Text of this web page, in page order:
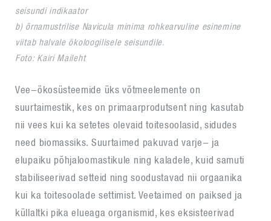
seisundi indikaator
b) õrnamustrilise Navicula minima rohkearvuline esinemine
viitab halvale ökoloogilisele seisundile.
Foto: Kairi Maileht
Vee-ökosüsteemide üks võtmeelemente on
suurtaimestik, kes on primaarprodutsent ning kasutab
nii vees kui ka setetes olevaid toitesoolasid, sidudes
need biomassiks. Suurtaimed pakuvad varje- ja
elupaiku põhjaloomastikule ning kaladele, kuid samuti
stabiliseerivad setteid ning soodustavad nii orgaanika
kui ka toitesoolade settimist. Veetaimed on paiksed ja
küllaltki pika elueaga organismid, kes eksisteerivad